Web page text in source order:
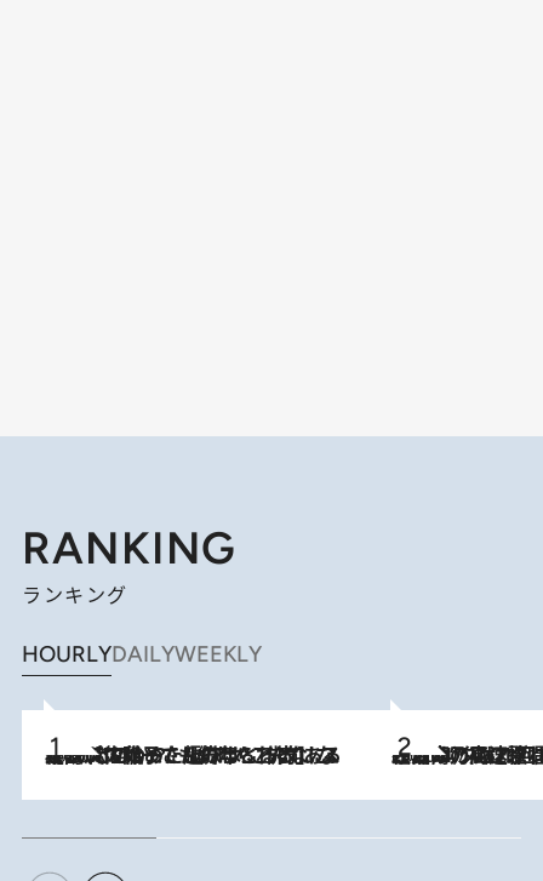
RANKING
ランキング
HOURLYDAILYWEEKLY
2026.8.5
【阿川佐和子さんの年とる力】なぜ70代で始めた趣味は“こんなに楽しい”のか？ ピアノ、俳句…スランプに陥っても続けられる“ある秘訣”とは 2026.8.7
「湘南乃風に憧れて」観客大盛上がりの“タオル回し”に、ラッパー顔負けの高速歌唱まで…さだまさし（74）のアグレッシブすぎる現在地